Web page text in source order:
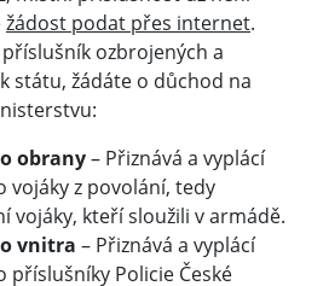
žádost podat přes internet.
ozbrojených a
státu, žádáte o důchod na
obrany– Přiznává a vyplácí
vojáky z povolání, tedy
vojáky, kteří sloužili v armádě.
vnitra – Přiznává a vyplácí
příslušníky Policie České